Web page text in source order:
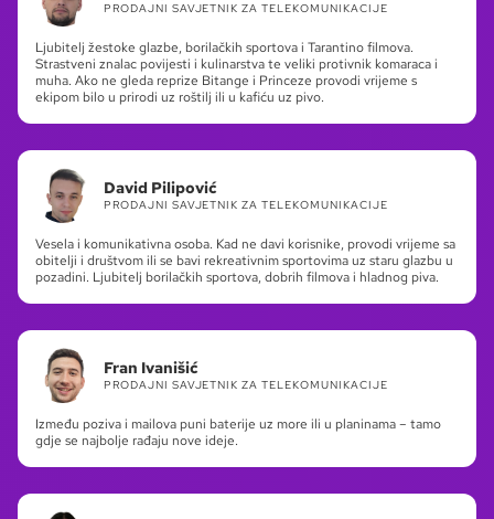
PRODAJNI SAVJETNIK ZA TELEKOMUNIKACIJE
Ljubitelj žestoke glazbe, borilačkih sportova i Tarantino filmova.
Strastveni znalac povijesti i kulinarstva te veliki protivnik komaraca i
muha. Ako ne gleda reprize Bitange i Princeze provodi vrijeme s
ekipom bilo u prirodi uz roštilj ili u kafiću uz pivo.
David Pilipović
PRODAJNI SAVJETNIK ZA TELEKOMUNIKACIJE
Vesela i komunikativna osoba. Kad ne davi korisnike, provodi vrijeme sa
obitelji i društvom ili se bavi rekreativnim sportovima uz staru glazbu u
pozadini. Ljubitelj borilačkih sportova, dobrih filmova i hladnog piva.
Fran Ivanišić
PRODAJNI SAVJETNIK ZA TELEKOMUNIKACIJE
Između poziva i mailova puni baterije uz more ili u planinama – tamo
gdje se najbolje rađaju nove ideje.